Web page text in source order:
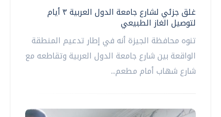
غلق جزئي لشارع جامعة الدول العربية ٣ أيام
لتوصيل الغاز الطبيعي
تنوه محافظة الجيزة أنه في إطار تدعيم المنطقة
الواقعة بين شارع جامعة الدول العربية وتقاطعه مع
شارع شهاب أمام مطعم...